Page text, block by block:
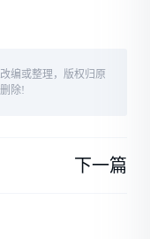
编或整理，版权归原
除!
下一篇